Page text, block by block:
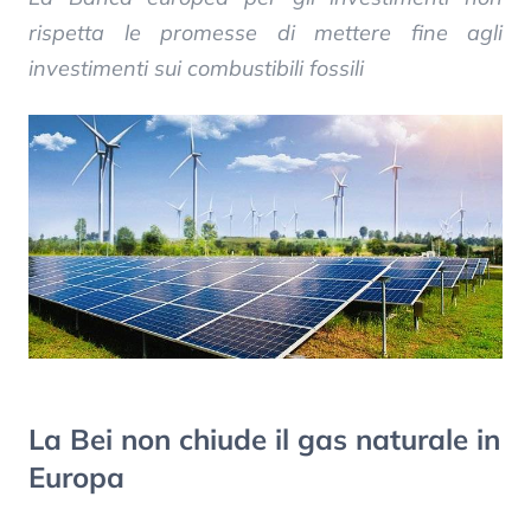
rispetta le promesse di mettere fine agli
investimenti sui combustibili fossili
La Bei non chiude il gas naturale in
Europa